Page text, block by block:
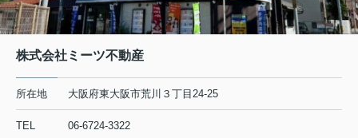
株式会社ミーツ不動産
所在地 大阪府東大阪市荒川３丁目24-25
TEL 06-6724-3322